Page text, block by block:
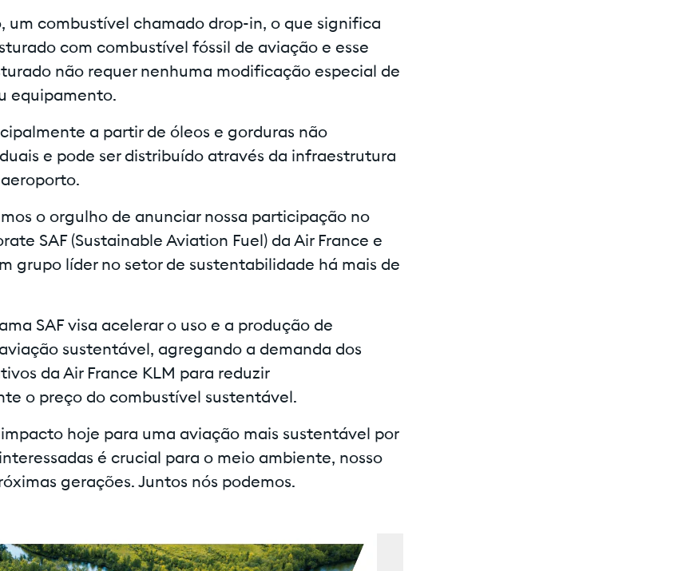
um combustível chamado drop-in, o que significa
com combustível fóssil de aviação e esse
não requer nenhuma modificação especial de
equipamento.
a partir de óleos e gorduras não
e pode ser distribuído através da infraestrutura
o orgulho de anunciar nossa participação no
SAF (Sustainable Aviation Fuel) da Air France e
grupo líder no setor de sustentabilidade há mais de
SAF visa acelerar o uso e a produção de
sustentável, agregando a demanda dos
da Air France KLM para reduzir
o preço do combustível sustentável.
impacto hoje para uma aviação mais sustentável por
é crucial para o meio ambiente, nosso
gerações. Juntos nós podemos.